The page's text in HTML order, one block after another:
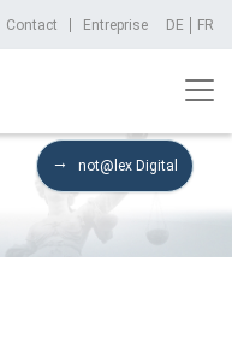
Contact Entreprise DE FR
not@lex Digital